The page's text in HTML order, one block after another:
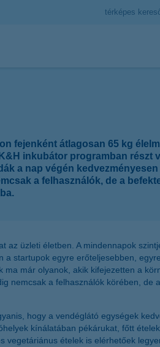
térképes
fejenként átlagosan 65 kg
inkubátor programban részt
a nap végén
a felhasználók, de a
üzleti életben. A mindennapok
startupok egyre erőteljesebben,
már olyanok, akik kifejezetten a
nemcsak a felhasználók körében, de
hogy a vendéglátó egységek
kínálatában pékárukat, főtt
ételek is elérhetőek